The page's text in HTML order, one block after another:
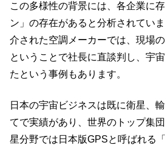
この多様性の背景には、各企業に
ン」の存在があると分析されてい
介された空調メーカーでは、現場
ということで社長に直談判し、宇
たという事例もあります。
日本の宇宙ビジネスは既に衛星、
てで実績があり、世界のトップ集
星分野では日本版GPSと呼ばれる